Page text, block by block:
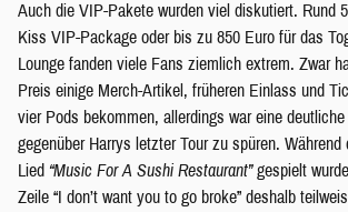
Auch die VIP-Pakete wurden viel diskutiert. Rund
Kiss VIP-Package oder bis zu 850 Euro für das
Lounge fanden viele Fans ziemlich extrem. Zwar
Preis einige Merch-Artikel, früheren Einlass und
vier Pods bekommen, allerdings war eine
gegenüber Harrys letzter Tour zu spüren. Während
Lied “Music For A Sushi Restaurant”gespielt
Zeile “I don’t want you to go broke” deshalb